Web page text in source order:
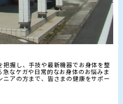
握し、手技や最新機器でお身体を整
急なケガや日常的なお身体のお悩みま
アの方まで、皆さまの健康をサポー